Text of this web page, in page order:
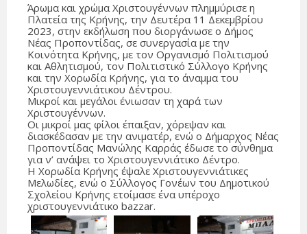
Άρωμα και χρώμα Χριστουγέννων πλημμύρισε η
Πλατεία της Κρήνης, την Δευτέρα 11 Δεκεμβρίου
2023, στην εκδήλωση που διοργάνωσε ο Δήμος
Νέας Προποντίδας, σε συνεργασία με την
Κοινότητα Κρήνης, με τον Οργανισμό Πολιτισμού
και Αθλητισμού, τον Πολιτιστικό Σύλλογο Κρήνης
και την Χορωδία Κρήνης, για το άναμμα του
Χριστουγεννιάτικου Δέντρου.
Μικροί και μεγάλοι ένιωσαν τη χαρά των
Χριστουγέννων.
Οι μικροί μας φίλοι έπαιξαν, χόρεψαν και
διασκέδασαν με την ανιματέρ, ενώ ο Δήμαρχος Νέας
Προποντίδας Μανώλης Καρράς έδωσε το σύνθημα
για ν’ ανάψει το Χριστουγεννιάτικο Δέντρο.
Η Χορωδία Κρήνης έψαλε Χριστουγεννιάτικες
Μελωδίες, ενώ ο Σύλλογος Γονέων του Δημοτικού
Σχολείου Κρήνης ετοίμασε ένα υπέροχο
χριστουγεννιάτικο bazzar.